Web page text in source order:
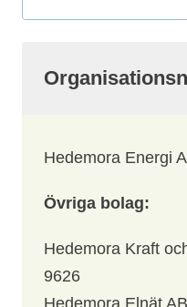
Hedemora Energi
Övriga bolag:
Hedemora Kraft
9626
Hedemora Elnät